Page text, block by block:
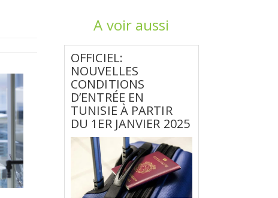
UN/DES PAYS
A voir aussi
OFFICIEL:
NOUVELLES
CONDITIONS
D’ENTRÉE EN
TUNISIE À PARTIR
DU 1ER JANVIER 2025